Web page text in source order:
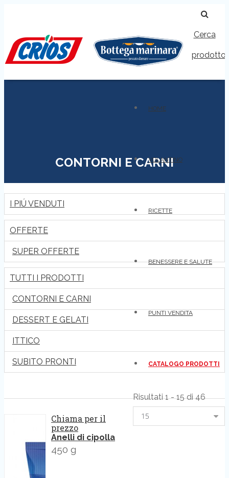
Cerca
prodotto
HOME
VOLANTINO
RICETTE
BENESSERE E SALUTE
PUNTI VENDITA
CATALOGO PRODOTTI
CONTORNI E CARNI
I PIÚ VENDUTI
OFFERTE
SUPER OFFERTE
TUTTI I PRODOTTI
CONTORNI E CARNI
DESSERT E GELATI
ITTICO
SUBITO PRONTI
Risultati 1 - 15 di 46
15
Chiama per il
prezzo
Anelli di cipolla
450 g